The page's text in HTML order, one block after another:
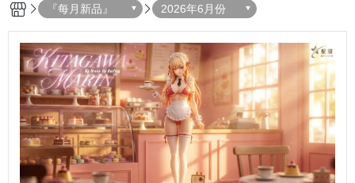
『每月新品』 2026年6月份